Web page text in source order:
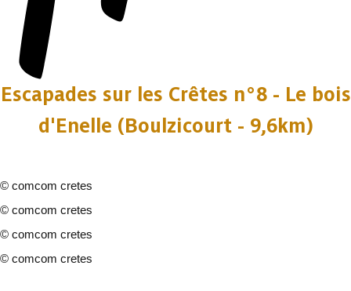
Escapades sur les Crêtes n°8 - Le bois
d'Enelle (Boulzicourt - 9,6km)
© comcom cretes
© comcom cretes
© comcom cretes
© comcom cretes